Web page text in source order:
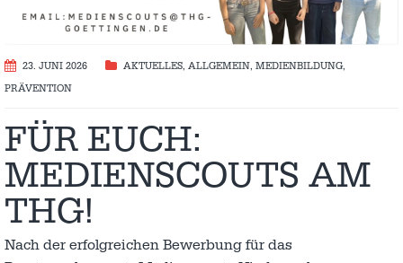
23. JUNI 2026 AKTUELLES, ALLGEMEIN, MEDIENBILDUNG,
PRÄVENTION
FÜR EUCH:
MEDIENSCOUTS AM
THG!
Nach der erfolgreichen Bewerbung für das